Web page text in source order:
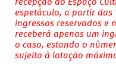
espetáculo, a partir das
ingressos reservados e
receberá apenas um
o caso, estando o
sujeito à lotação